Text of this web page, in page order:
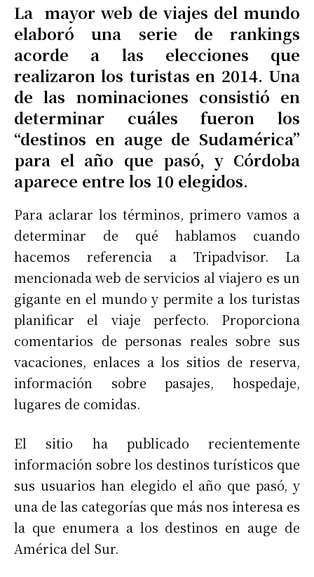
La mayor web de viajes del mundo
elaboró una serie de rankings
acorde a las elecciones que
realizaron los turistas en 2014. Una
de las nominaciones consistió en
determinar cuáles fueron los
“destinos en auge de Sudamérica”
para el año que pasó, y Córdoba
aparece entre los 10 elegidos.
Para aclarar los términos, primero vamos a
determinar de qué hablamos cuando
hacemos referencia a Tripadvisor. La
mencionada web de servicios al viajero es un
gigante en el mundo y permite a los turistas
planificar el viaje perfecto. Proporciona
comentarios de personas reales sobre sus
vacaciones, enlaces a los sitios de reserva,
información sobre pasajes, hospedaje,
lugares de comidas.
El sitio ha publicado recientemente
información sobre los destinos turísticos que
sus usuarios han elegido el año que pasó, y
una de las categorías que más nos interesa es
la que enumera a los destinos en auge de
América del Sur.